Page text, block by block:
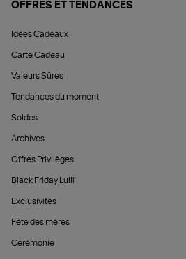
OFFRES ET TENDANCES
Idées Cadeaux
Carte Cadeau
Valeurs Sûres
Tendances du moment
Soldes
Archives
Offres Privilèges
Black Friday Lulli
Exclusivités
Fête des mères
Cérémonie